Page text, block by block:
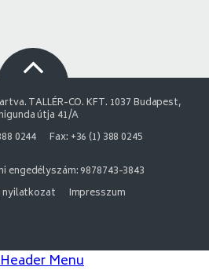
TALLÉR-CO. KFT. 1037 Budapest,
útja 41/A
0244
Fax: +36 (1) 388 0245
engedélyszám: 9878743-3843
Impresszum